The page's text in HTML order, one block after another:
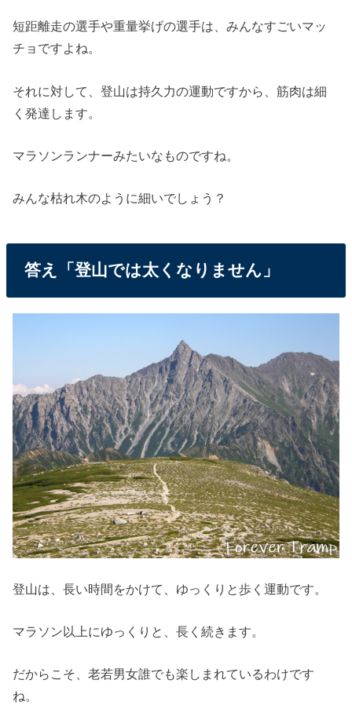
短距離走の選手や重量挙げの選手は、みんなすごいマッ
チョですよね。
それに対して、登山は持久力の運動ですから、筋肉は細
く発達します。
マラソンランナーみたいなものですね。
みんな枯れ木のように細いでしょう？
答え「登山では太くなりません」
登山は、長い時間をかけて、ゆっくりと歩く運動です。
マラソン以上にゆっくりと、長く続きます。
だからこそ、老若男女誰でも楽しまれているわけです
ね。